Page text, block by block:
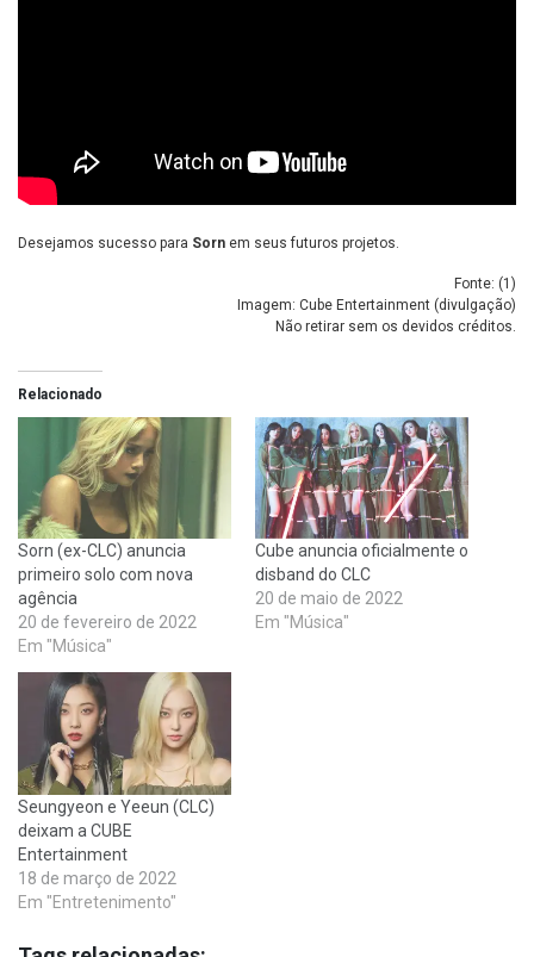
Desejamos sucesso para Sorn em seus futuros projetos.
Fonte: (1 )
Imagem: Cube Entertainment (divulgação)
Não retirar sem os devidos créditos.
Relacionado
Sorn (ex-CLC) anuncia
primeiro solo com nova
agência
20 de fevereiro de 2022
Em "Música"
Cube anuncia oficialmente o
disband do CLC
20 de maio de 2022
Em "Música"
Seungyeon e Yeeun (CLC)
deixam a CUBE
Entertainment
18 de março de 2022
Em "Entretenimento"